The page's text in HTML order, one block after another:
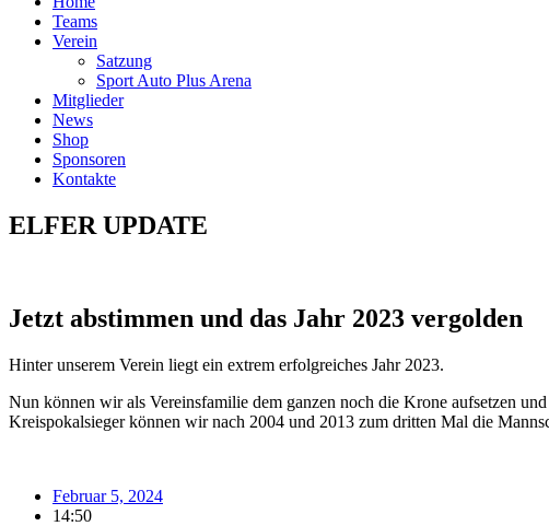
Teams
Verein
Satzung
Sport Auto Plus Arena
Mitglieder
News
Shop
Sponsoren
Kontakte
ELFER UPDATE
Jetzt abstimmen und das Jahr 2023 vergolden
Hinter unserem Verein liegt ein extrem erfolgreiches Jahr 2023.
Nun können wir als Vereinsfamilie dem ganzen noch die Krone aufsetzen
Kreispokalsieger können wir nach 2004 und 2013 zum dritten Mal die
Februar 5, 2024
14:50